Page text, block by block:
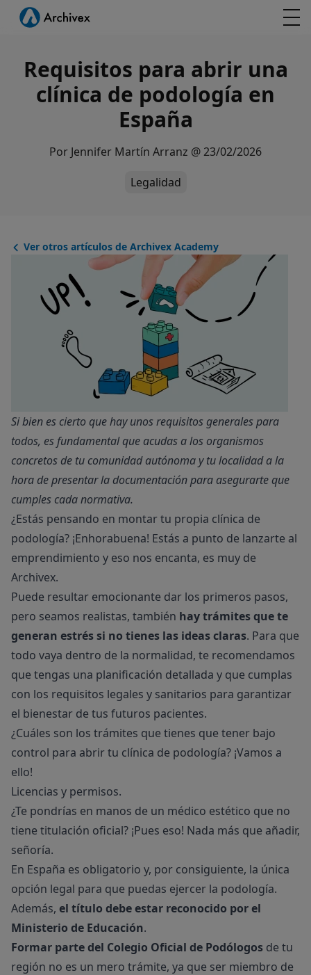
Requisitos para abrir una
clínica de podología en
España
Por Jennifer Martín Arranz @23/02/2026
Legalidad
Ver otros artículos de Archivex Academy
Si bien es cierto que hay unos requisitos generales para
todos, es fundamental que acudas a los organismos
concretos de tu comunidad autónoma y tu localidad a la
hora de presentar la documentación para asegurarte que
cumples cada normativa.
¿Estás pensando en montar tu propia clínica de
podología? ¡Enhorabuena! Estás a punto de lanzarte al
emprendimiento y eso nos encanta, es muy de
Archivex.
Puede resultar emocionante dar los primeros pasos,
pero seamos realistas, también hay trámites que te
generan estrés si no tienes las ideas claras. Para que
todo vaya dentro de la normalidad, te recomendamos
que tengas una planificación detallada y que cumplas
con los requisitos legales y sanitarios para garantizar
el bienestar de tus futuros pacientes.
¿Cuáles son los trámites que tienes que tener bajo
control para abrir tu clínica de podología? ¡Vamos a
ello!
Licencias y permisos.
¿Te pondrías en manos de un médico estético que no
tiene titulación oficial? ¡Pues eso! Nada más que añadir,
señoría.
En España es obligatorio y, por consiguiente, la única
opción legal para que puedas ejercer la podología.
Además, el título debe estar reconocido por el
Ministerio de Educación.
Formar parte del Colegio Oficial de Podólogos de tu
región no es un mero trámite, ya que ser miembro de